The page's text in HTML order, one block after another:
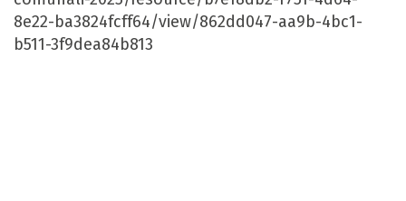
8e22-ba3824fcff64/view/862dd047-aa9b-4bc1-
b511-3f9dea84b813